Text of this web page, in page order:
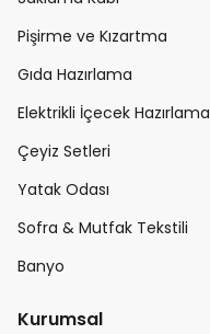
Pişirme ve Kızartma
Gıda Hazırlama
Elektrikli İçecek Hazırlama
Çeyiz Setleri
Yatak Odası
Sofra & Mutfak Tekstili
Banyo
Kurumsal